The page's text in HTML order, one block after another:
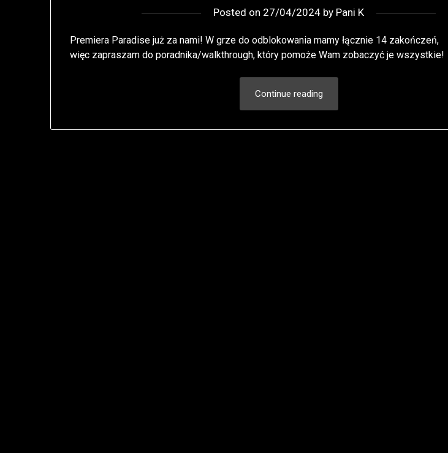
Posted on 27/04/2024 by Pani K
Premiera Paradise już za nami! W grze do odblokowania mamy łącznie 14 zakończeń,
więc zapraszam do poradnika/walkthrough, który pomoże Wam zobaczyć je wszystkie!
Continue reading